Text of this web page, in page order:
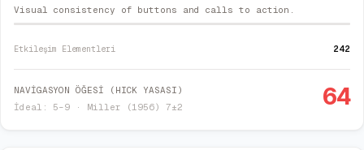
Visual consistency of buttons and calls to action.
Etkileşim Elementleri 242
NAVİGASYON ÖĞESİ (HICK YASASI)
İdeal: 5–9 · Miller (1956) 7±2
64